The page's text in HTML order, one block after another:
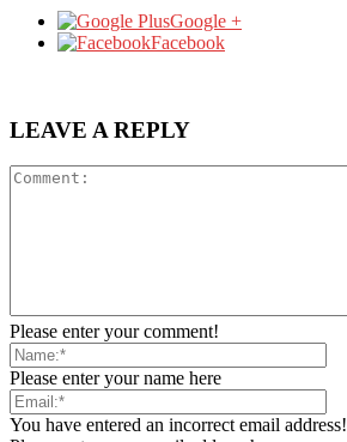
Google +
Facebook
LEAVE A REPLY
Please enter your comment!
Please enter your name here
You have entered an incorrect email address!